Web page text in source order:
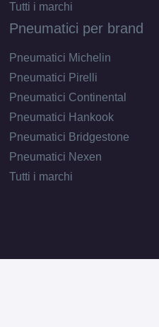
Tutti i marchi
Pneumatici per brand
Pneumatici Michelin
Pneumatici Pirelli
Pneumatici Continental
Pneumatici Hankook
Pneumatici Bridgestone
Pneumatici Nexen
Tutti i marchi